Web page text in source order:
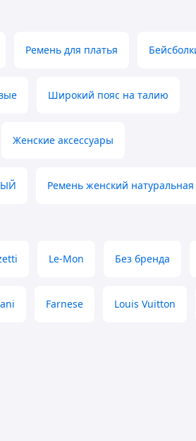
Ремень для платья
Широкий пояс на талию
Женские аксессуары
Ремень женский
Le-Mon Без бренда
Farnese Louis Vuitton